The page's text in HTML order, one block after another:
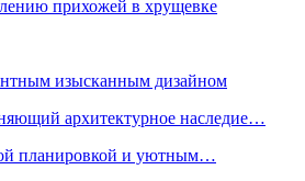
прихожей в хрущевке
изысканным дизайном
архитектурное наследие…
планировкой и уютным…